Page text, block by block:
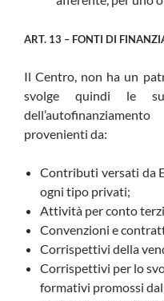
ART. 13 – FONTI DI
Il Centro, non ha un
svolge quindi le
provenienti da:
Contributi versati da
ogni tipo privati;
Attività per conto
Convenzioni e
Corrispettivi della
Corrispettivi per lo
formativi promossi